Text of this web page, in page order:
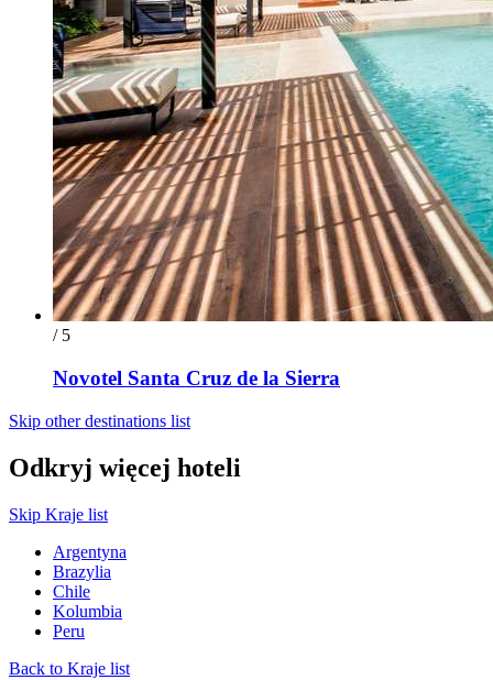
/ 5
Novotel Santa Cruz de la Sierra
Skip other destinations list
Odkryj więcej hoteli
Skip Kraje list
Argentyna
Brazylia
Chile
Kolumbia
Peru
Back to Kraje list